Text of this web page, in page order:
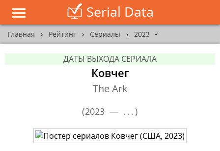
Serial Data
Главная › Рейтинг › Сериалы › 2023 ›
ДАТЫ ВЫХОДА СЕРИАЛА
Ковчег
The Ark
(2023 — ...)